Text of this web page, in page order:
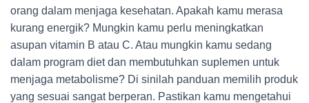
orang dalam menjaga kesehatan. Apakah kamu merasa
kurang energik? Mungkin kamu perlu meningkatkan
asupan vitamin B atau C. Atau mungkin kamu sedang
dalam program diet dan membutuhkan suplemen untuk
menjaga metabolisme? Di sinilah panduan memilih produk
yang sesuai sangat berperan. Pastikan kamu mengetahui